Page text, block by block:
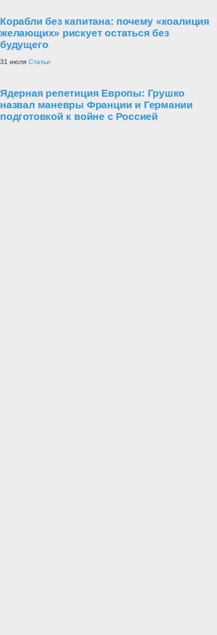
Корабли без капитана: почему «коалиция
желающих» рискует остаться без
будущего
31 июля Статьи
Ядерная репетиция Европы: Грушко
назвал маневры Франции и Германии
подготовкой к войне с Россией